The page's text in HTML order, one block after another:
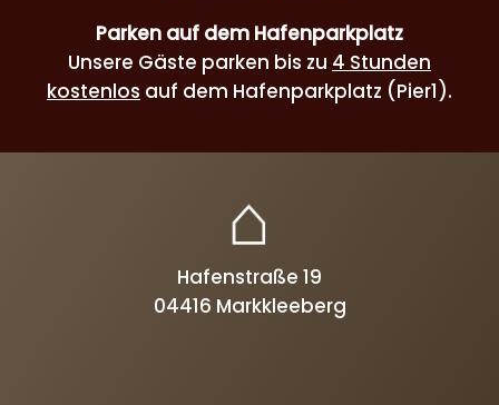
Parken auf dem Hafenparkplatz
Unsere Gäste parken bis zu 4 Stunden
kostenlos auf dem Hafenparkplatz (Pier1).
Hafenstraße 19
04416 Markkleeberg